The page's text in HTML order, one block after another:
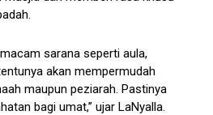
sarana seperti aula,
akan mempermudah
maupun peziarah. Pastinya
bagi umat,” ujar LaNyalla.